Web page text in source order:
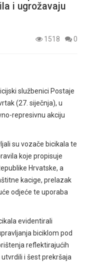
i ugrožavaju
1518
0
službenici Postaje
(27. siječnja), u
represivnu akciju
su vozače bicikala te
koje propisuje
Hrvatske, a
kacige, prelazak
odjeće te uporaba
evidentirali
biciklom pod
reflektirajućih
i šest prekršaja